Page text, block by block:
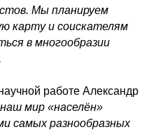
Мы планируем
карту и соискателям
в многообразии
работе Александр
мир «населён»
самых разнообразных